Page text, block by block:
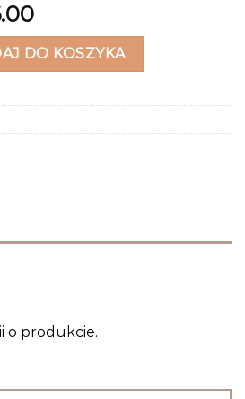
DO KOSZYKA
o produkcie.